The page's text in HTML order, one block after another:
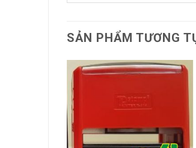
SẢN PHẨM TƯƠNG